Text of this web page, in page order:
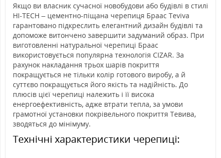
Якщо ви власник сучасної новобудови або будівлі в стилі
HI-TECH – цементно-піщана черепиця Браас Teviva
гарантовано підкреслить елегантний дизайн будівлі та
допоможе витончено завершити задуманий образ. При
виготовленні натуральної черепиці Браас
використовується популярна технологія CIZAR. За
рахунок накладання трьох шарів покриття
покращується не тільки колір готового виробу, а й
суттєво покращується його якість та надійність. До
плюсів цієї черепиці належить і її висока
енергоефективність, адже втрати тепла, за умови
грамотної установки покрівельного покриття Тевива,
зводяться до мінімуму.
Технічні характеристики черепиці: